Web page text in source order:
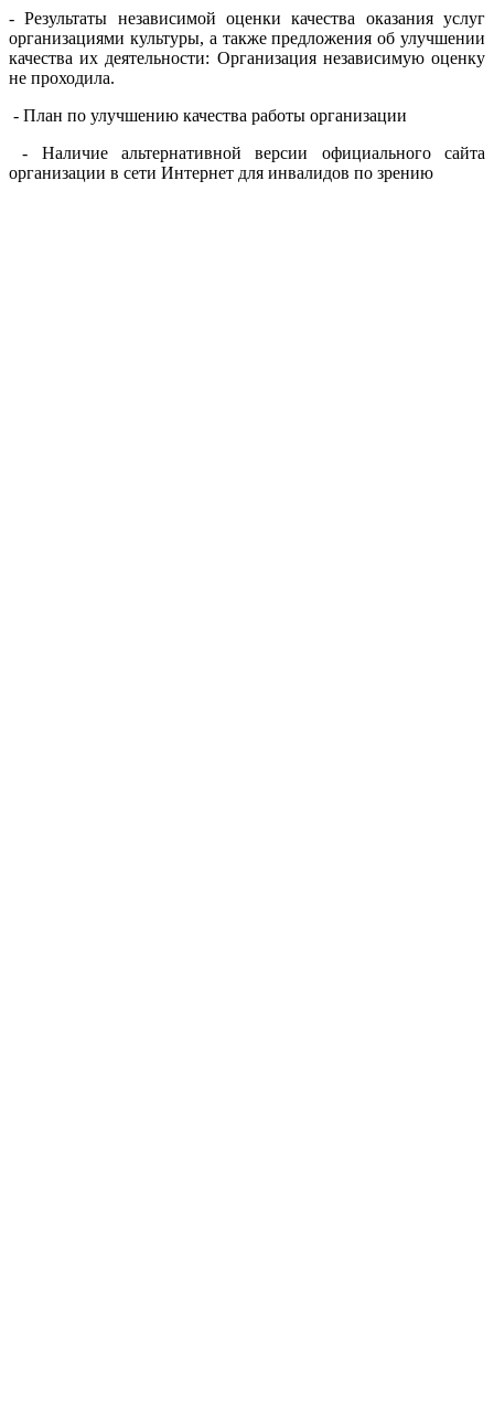
- Результаты независимой оценки качества оказания услуг
организациями культуры, а также предложения об улучшении
качества их деятельности: Организация независимую оценку
не проходила.
- План по улучшению качества работы организации
- Наличие альтернативной версии официального сайта
организации в сети Интернет для инвалидов по зрению